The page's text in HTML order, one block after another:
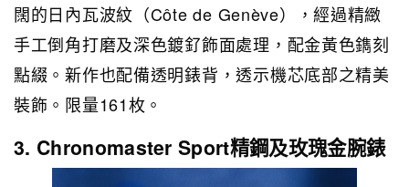
闊的日內瓦波紋（Côte de Genève），經過精緻
手工倒角打磨及深色鍍釕飾面處理，配金黃色鐫刻
點綴。新作也配備透明錶背，透示機芯底部之精美
裝飾。限量161枚。
3. Chronomaster Sport精鋼及玫瑰金腕錶